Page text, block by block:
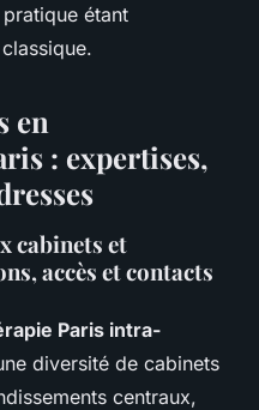
étant
en
: expertises,
cabinets et
accès et contacts
Paris intra-
diversité de cabinets
centraux,